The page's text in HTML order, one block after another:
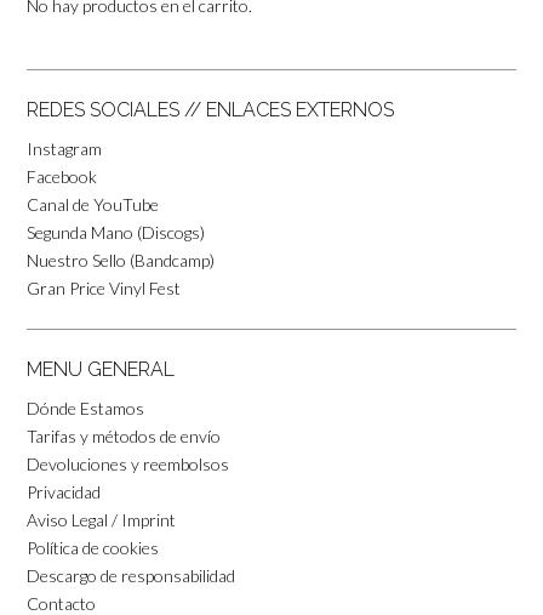
No hay productos en el carrito.
REDES SOCIALES // ENLACES EXTERNOS
Instagram
Facebook
Canal de YouTube
Segunda Mano (Discogs)
Nuestro Sello (Bandcamp)
Gran Price Vinyl Fest
MENU GENERAL
Dónde Estamos
Tarifas y métodos de envío
Devoluciones y reembolsos
Privacidad
Aviso Legal / Imprint
Política de cookies
Descargo de responsabilidad
Contacto